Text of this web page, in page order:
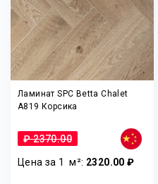
Ламинат SPC Betta Chalet
A819 Корсика
₽ 2370.00
Цена за 1м²: 2320.00 ₽